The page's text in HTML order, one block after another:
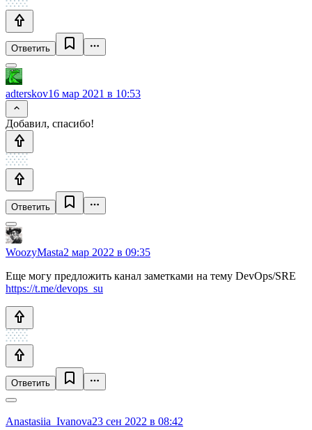
Ответить
adterskov16 мар 2021 в 10:53
Добавил, спасибо!
Ответить
WoozyMasta2 мар 2022 в 09:35
Еще могу предложить канал заметками на тему DevOps/SRE
https://t.me/devops_su
Ответить
Anastasiia_Ivanova23 сен 2022 в 08:42